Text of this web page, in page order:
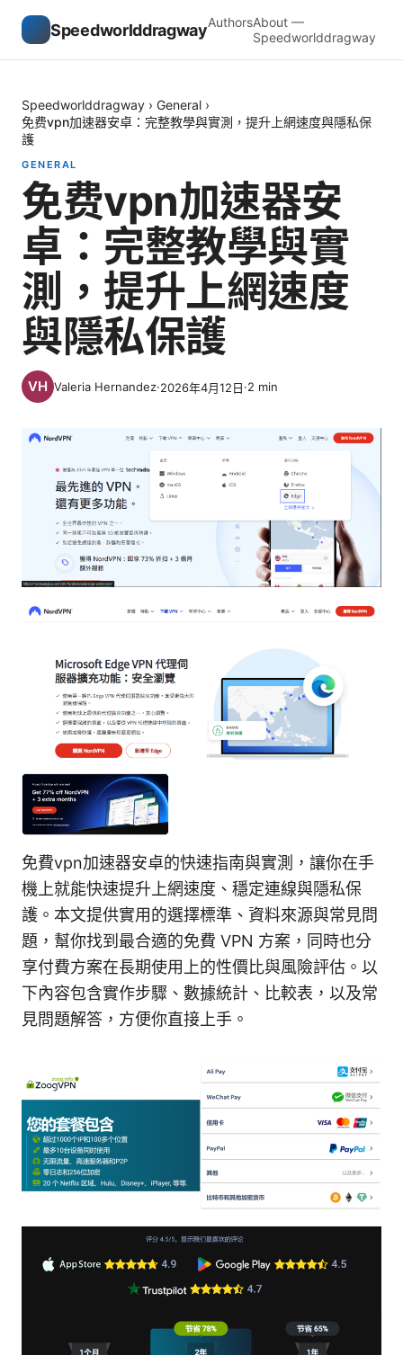
SpeedworlddragwayAuthorsAbout —
Speedworlddragway
Speedworlddragway › General ›
免费vpn加速器安卓：完整教學與實測，提升上網速度與隱私保
護
GENERAL
免费vpn加速器安
卓：完整教學與實
測，提升上網速度
與隱私保護
Valeria Hernandez·2026年4月12日·2 min
免費vpn加速器安卓的快速指南與實測，讓你在手
機上就能快速提升上網速度、穩定連線與隱私保
護。本文提供實用的選擇標準、資料來源與常見問
題，幫你找到最合適的免費 VPN 方案，同時也分
享付費方案在長期使用上的性價比與風險評估。以
下內容包含實作步驟、數據統計、比較表，以及常
見問題解答，方便你直接上手。